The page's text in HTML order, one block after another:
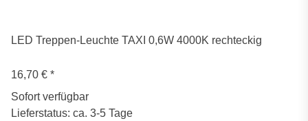
LED Treppen-Leuchte TAXI 0,6W 4000K rechteckig
16,70 € *
Sofort verfügbar
Lieferstatus: ca. 3-5 Tage